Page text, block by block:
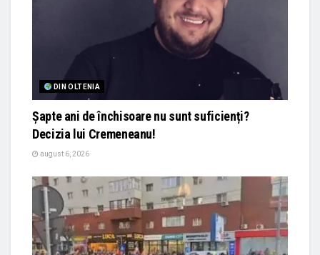
DIN OLTENIA
Șapte ani de închisoare nu sunt suficienți?
Decizia lui Cremeneanu!
august 6, 2026